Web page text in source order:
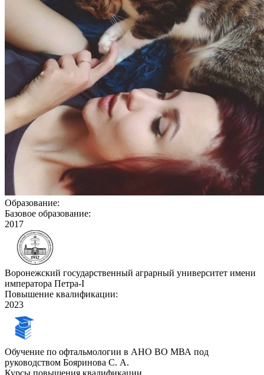
Образование:
Базовое образование:
2017
Воронежский государственный аграрный университет имени
императора Петра-I
Повышение квалификации:
2023
Обучение по офтальмологии в АНО ВО МВА под
руководством Бояринова С. А.
Курсы повышения квалификации